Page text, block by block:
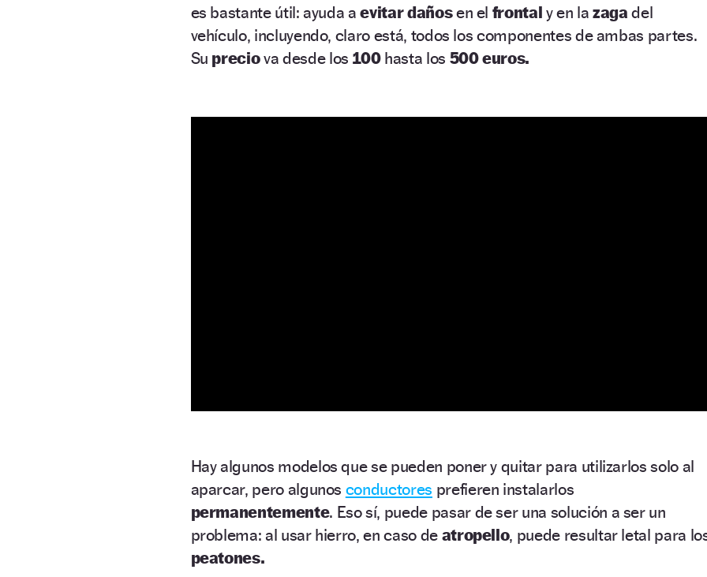
es bastante útil: ayuda aevitar dañosen el frontal y en la zagadel
vehículo, incluyendo, claro está, todos los componentes de ambas partes.
Su preciova desde los 100 hasta los 500 euros.
Hay algunos modelos que se pueden poner y quitar para utilizarlos solo al
aparcar, pero algunos conductores prefieren instalarlos
permanentemente. Eso sí, puede pasar de ser una solución a ser un
problema: al usar hierro, en caso de atropello, puede resultar letal para
peatones.